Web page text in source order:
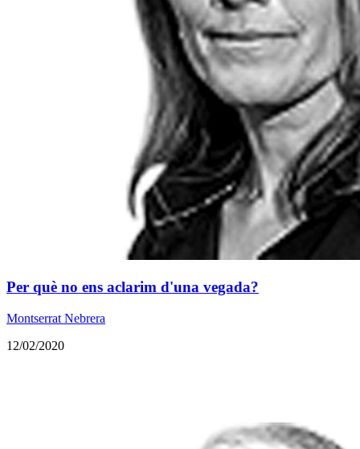
​Per què no ens aclarim d'una vegada?
Montserrat Nebrera
12/02/2020